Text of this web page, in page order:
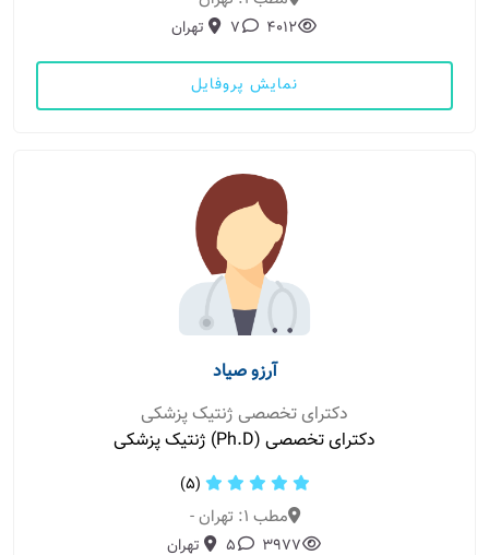
4012
7 تهران
نمایش پروفایل
آرزو صیاد
دکترای تخصصی ژنتیک پزشکی
دکترای تخصصی (Ph.D) ژنتیک پزشکی
(5)
مطب 1: تهران -
3977
5 تهران